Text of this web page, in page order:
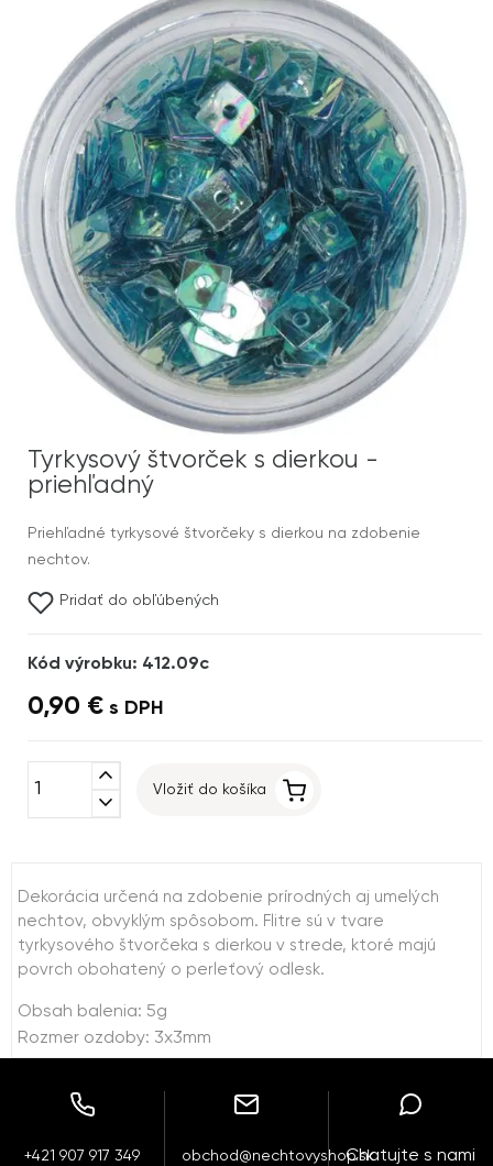
Tyrkysový štvorček s dierkou -
priehľadný
Priehľadné tyrkysové štvorčeky s dierkou na zdobenie
nechtov.
Pridať do obľúbených
Kód výrobku: 412.09c
0,90 € s DPH
expand_less
expand_more
Vložiť do košíka
Dekorácia určená na zdobenie prírodných aj umelých
nechtov, obvyklým spôsobom. Flitre sú v tvare
tyrkysového štvorčeka s dierkou v strede, ktoré majú
povrch obohatený o perleťový odlesk.
Obsah balenia: 5g
Rozmer ozdoby: 3x3mm
+421 907 917 349 obchod@nechtovyshop.skChatujte s nami